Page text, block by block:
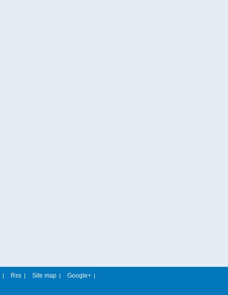
| Rss | Site map | Google+ |